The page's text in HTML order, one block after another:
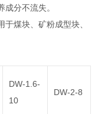
分不流失‌。
煤块、矿粉成型块、
DW-1.6-
10
DW-2-8